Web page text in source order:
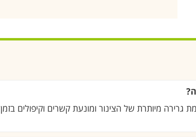
מיותרת של הצינור ומונעת קשרים וקיפולים בזמן